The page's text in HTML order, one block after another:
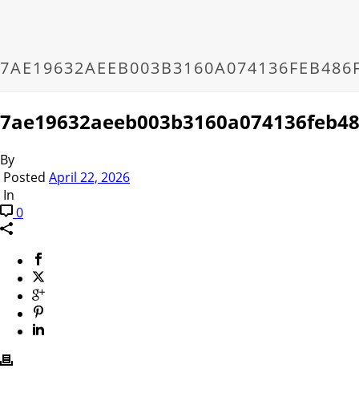
By
Posted April 22, 2026
In
0